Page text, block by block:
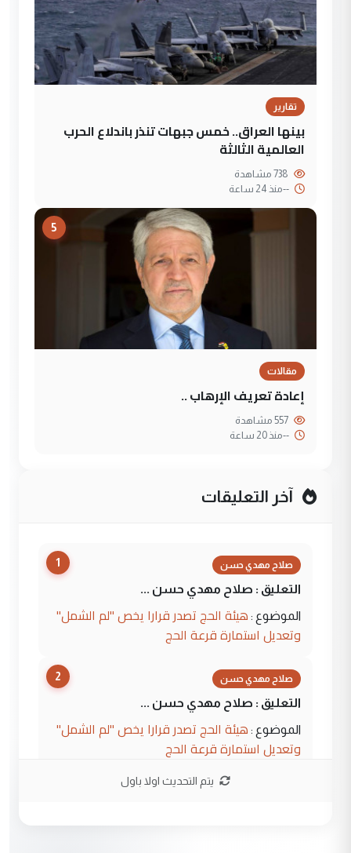
تقارير
بينها العراق.. خمس جبهات تنذر باندلاع الحرب
العالمية الثالثة
--منذ 24 ساعة
5
مقالات
إعادة تعريف الإرهاب ..
--منذ 20 ساعة
آخر التعليقات
1 صلاح مهدي حسن
التعليق : صلاح مهدي حسن ...
الموضوع : هيئة الحج تصدر قرارا يخص "لم الشمل"
وتعديل استمارة قرعة الحج
2 صلاح مهدي حسن
التعليق : صلاح مهدي حسن ...
الموضوع : هيئة الحج تصدر قرارا يخص "لم الشمل"
وتعديل استمارة قرعة الحج
يتم التحديث اولا باول